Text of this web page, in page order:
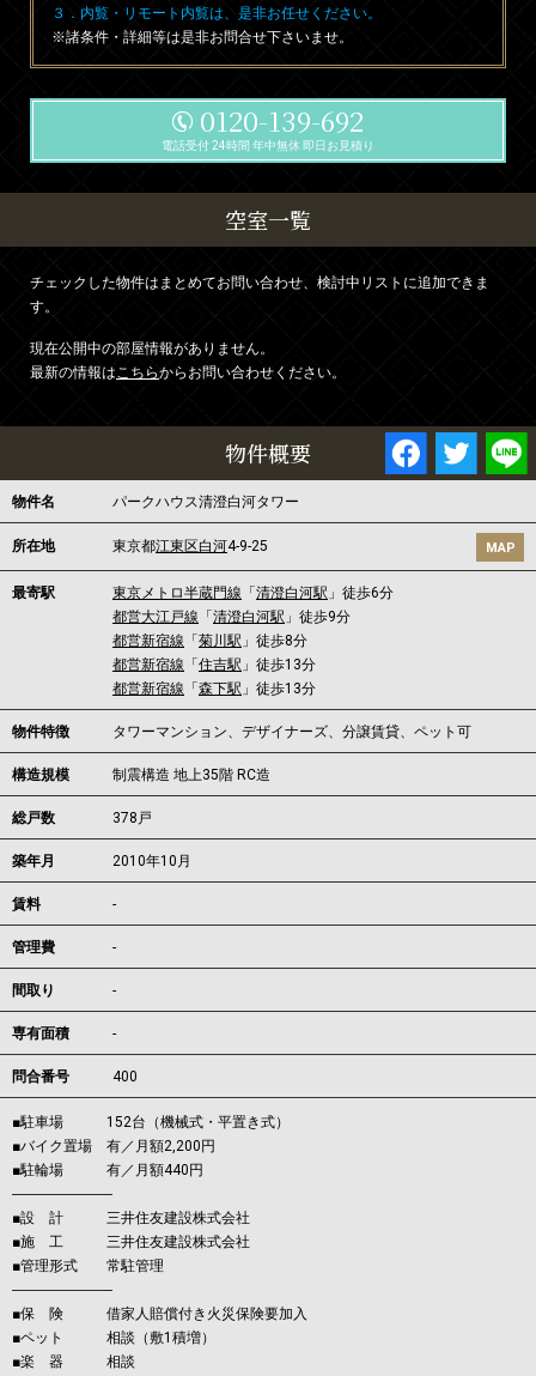
３．内覧・リモート内覧は、是非お任せください。
※諸条件・詳細等は是非お問合せ下さいませ。
0120-139-692
電話受付 24時間 年中無休 即日お見積り
空室一覧
チェックした物件はまとめてお問い合わせ、検討中リストに追加できま
す。
現在公開中の部屋情報がありません。
最新の情報はこちらからお問い合わせください。
物件概要
物件名 パークハウス清澄白河タワー
所在地 東京都江東区白河4-9-25 MAP
最寄駅 東京メトロ半蔵門線 「 清澄白河駅 」徒歩6分
都営大江戸線 「 清澄白河駅 」徒歩9分
都営新宿線 「 菊川駅 」徒歩8分
都営新宿線 「 住吉駅 」徒歩13分
都営新宿線 「 森下駅 」徒歩13分
物件特徴 タワーマンション、デザイナーズ、分譲賃貸、ペット可
構造規模 制震構造 地上35階 RC造
総戸数 378戸
築年月 2010年10月
賃料 -
管理費 -
間取り -
専有面積 -
問合番号 400
■駐車場 152台（機械式・平置き式）
■バイク置場 有／月額2,200円
■駐輪場 有／月額440円
―――――――
■設 計 三井住友建設株式会社
■施 工 三井住友建設株式会社
■管理形式 常駐管理
―――――――
■保 険 借家人賠償付き火災保険要加入
■ペット 相談（敷1積増）
■楽 器 相談